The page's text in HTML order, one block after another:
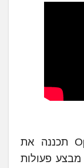
כדי להבטיח שימוש בטוח, OpenAI תכננה את
המערכת עם דגש על אבטחה. CUA מבצע פעולות